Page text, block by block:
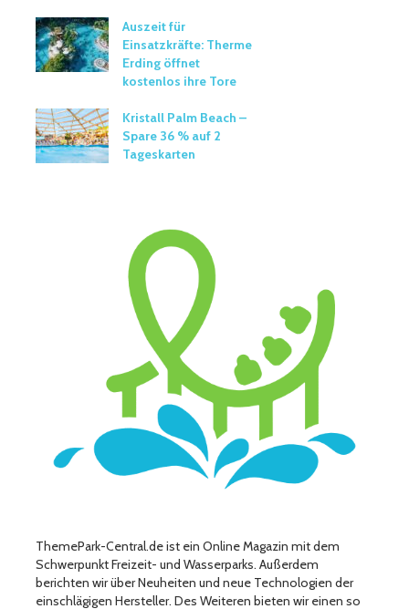
Auszeit für
Einsatzkräfte: Therme
Erding öffnet
kostenlos ihre Tore
Kristall Palm Beach –
Spare 36 % auf 2
Tageskarten
ThemePark-Central.de ist ein Online Magazin mit dem
Schwerpunkt Freizeit- und Wasserparks. Außerdem
berichten wir über Neuheiten und neue Technologien der
einschlägigen Hersteller. Des Weiteren bieten wir einen so